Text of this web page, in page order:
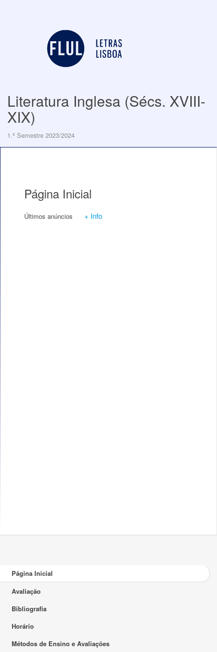
Literatura Inglesa (Sécs. XVIII-
XIX)
1.º Semestre 2023/2024
Página Inicial
Últimos anúncios + Info
Página Inicial
Avaliação
Bibliografia
Horário
Métodos de Ensino e Avaliações